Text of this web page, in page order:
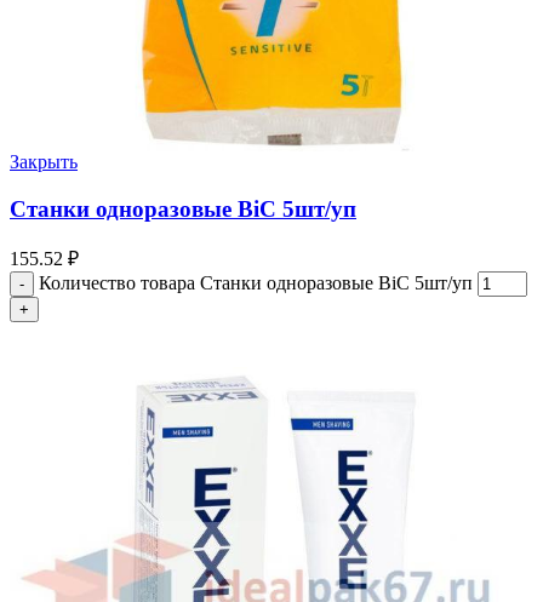
Закрыть
Станки одноразовые BiC 5шт/уп
155.52 ₽
Количество товара Станки одноразовые BiC 5шт/уп